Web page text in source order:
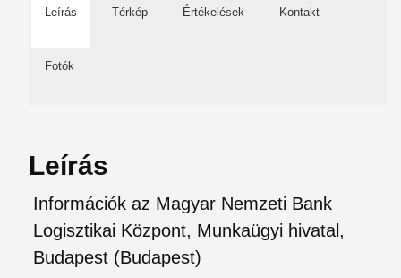
Leírás Térkép Értékelések Kontakt
Fotók
Leírás
Információk az Magyar Nemzeti Bank
Logisztikai Központ, Munkaügyi hivatal,
Budapest (Budapest)